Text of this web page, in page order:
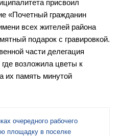
присвоил
«Почетный гражданин
всех жителей района
подарок с гравировкой.
части делегация
возложила цветы к
их память минутой
очередного рабочего
площадку в поселке